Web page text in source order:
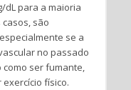
dL para a maioria
são
se a
no passado
como ser fumante,
físico.